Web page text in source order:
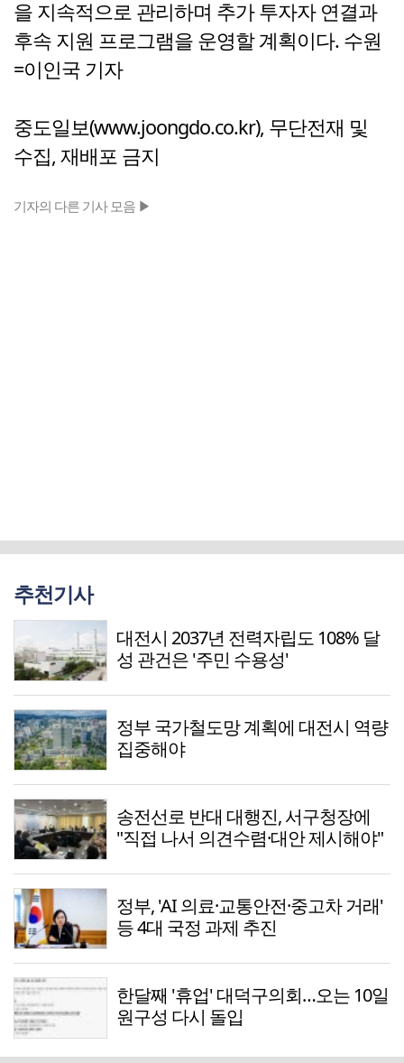
을 지속적으로 관리하며 추가 투자자 연결과
후속 지원 프로그램을 운영할 계획이다. 수원
=이인국 기자
중도일보(www.joongdo.co.kr), 무단전재 및
수집, 재배포 금지
기자의 다른 기사 모음 ▶
추천기사
대전시 2037년 전력자립도 108% 달
성 관건은 '주민 수용성'
정부 국가철도망 계획에 대전시 역량
집중해야
송전선로 반대 대행진, 서구청장에
"직접 나서 의견수렴·대안 제시해야"
정부, 'AI 의료·교통안전·중고차 거래'
등 4대 국정 과제 추진
한달째 '휴업' 대덕구의회…오는 10일
원구성 다시 돌입